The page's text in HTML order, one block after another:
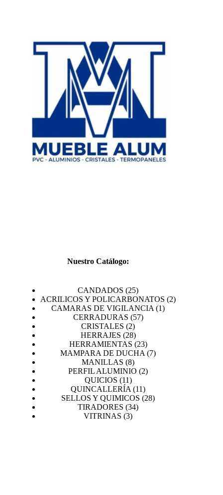
Nuestro Catálogo:
CANDADOS 2525
productos
ACRILICOS Y POLICARBONATOS 22
CAMARAS DE VIGILANCIA 11
CERRADURAS 5757
CRISTALES 22
productos
HERRAJES 2828
productos
HERRAMIENTAS 2323
productos
MAMPARA DE DUCHA 77
MANILLAS 88
productos
PERFIL ALUMINIO 22
QUICIOS 1111
productos
QUINCALLERÍA 1111
productos
SELLOS Y QUIMICOS 2828
TIRADORES 3434
VITRINAS 33